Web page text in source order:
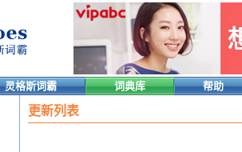
灵格斯词霸 词典库 帮助
更新列表